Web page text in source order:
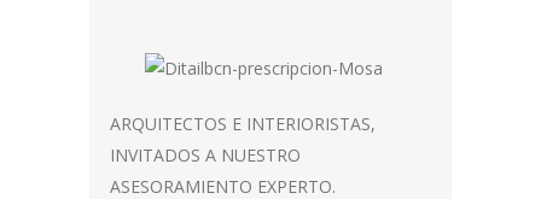
ARQUITECTOS E INTERIORISTAS,
INVITADOS A NUESTRO
ASESORAMIENTO EXPERTO.